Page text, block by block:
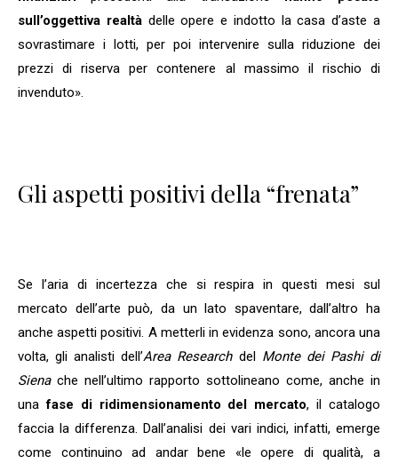
sull’oggettiva realtàdelle opere e indotto la casa d’aste a
sovrastimare i lotti, per poi intervenire sulla riduzione dei
prezzi di riserva per contenere al massimo il rischio di
invenduto».
Gli aspetti positivi della “frenata”
Se l’aria di incertezza che si respira in questi mesi sul
mercato dell’arte può, da un lato spaventare, dall’altro ha
anche aspetti positivi. A metterli in evidenza sono, ancora una
volta, gli analisti dell’Area Researchdel Monte dei Pashi di
Sienache nell’ultimo rapporto sottolineano come, anche in
unafase di ridimensionamento del mercato, il catalogo
faccia la differenza. Dall’analisi dei vari indici, infatti, emerge
come continuino ad andar bene «le opere di qualità, a